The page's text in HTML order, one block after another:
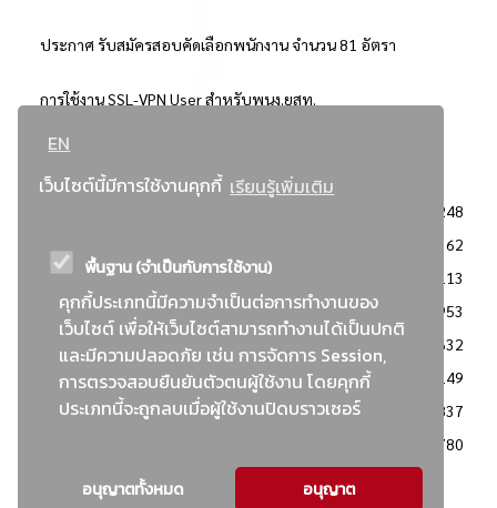
EN
เว็บไซต์นี้มีการใช้งานคุกกี้ เรียนรู้เพิ่มเติม
พื้นฐาน (จำเป็นกับการใช้งาน)
คุกกี้ประเภทนี้มีความจำเป็นต่อการทำงานของ
เว็บไซต์ เพื่อให้เว็บไซต์สามารถทำงานได้เป็นปกติ
และมีความปลอดภัย เช่น การจัดการ Session,
การตรวจสอบยืนยันตัวตนผู้ใช้งาน โดยคุกกี้
ประเภทนี้จะถูกลบเมื่อผู้ใช้งานปิดบราวเซอร์
อนุญาตทั้งหมด อนุญาต
ประกาศ รับสมัครสอบคัดเลือกพนักงาน จำนวน 81 อัตรา
การใช้งาน SSL-VPN User สำหรับพนง.ยสท.
..ยอดนิยม..
3248
2362
: วิธีเฉพาะเจาะจง
2113
ข่าวสาร/ประกาศ
1953
: เอกสารส่งเสริมความโปร่งใสในการจัดซื้อจัดจ้าง
1632
ข่าวสารจัดซื้อจัดจ้าง
1149
: แผนการจัดซื้อจัดจ้าง
837
780